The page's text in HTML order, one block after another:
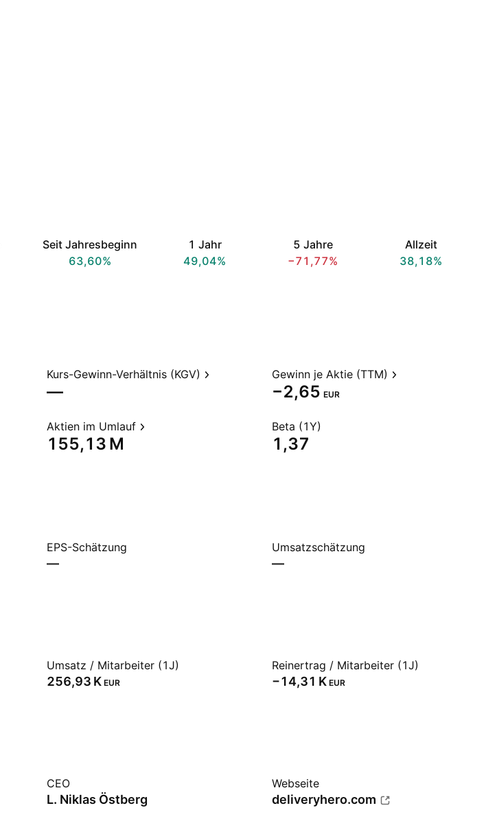
Seit Jahresbeginn
63,60%
1 Jahr
49,04%
5 Jahre
−71,77%
Allzeit
38,18%
Kurs-Gewinn-Verhältnis (KGV)
—
Gewinn je Aktie (TTM)
−2,65 EUR
Aktien im Umlauf
‪155,13 M‬
Beta (1Y)
1,37
EPS-Schätzung
—
Umsatzschätzung
—
Umsatz / Mitarbeiter (1J)
‪256,93 K‬ EUR
Reinertrag / Mitarbeiter (1J)
‪−14,31 K‬ EUR
CEO
L. Niklas Östberg
Webseite
deliveryhero.com